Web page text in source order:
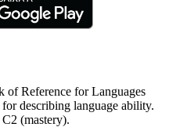
of Reference for Languages
describing language ability.
(mastery).